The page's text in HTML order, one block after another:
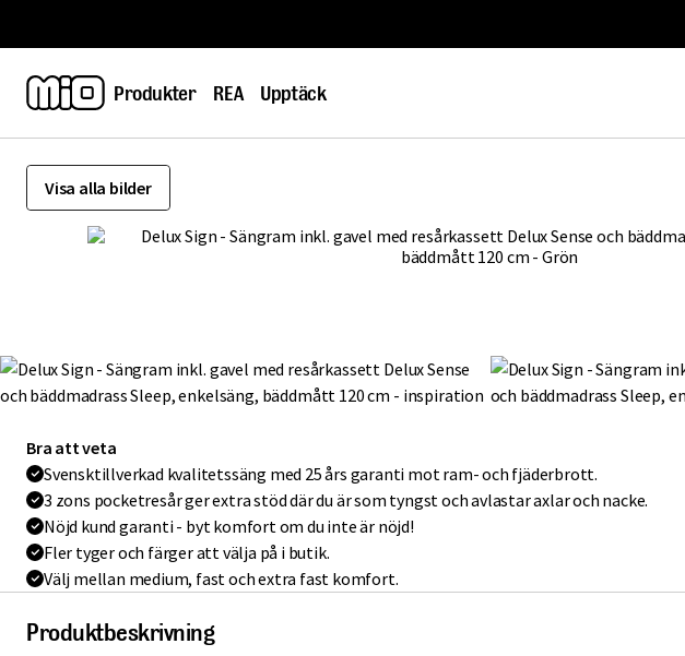
Produkter REA Upptäck
Visa alla bilder
Bra att veta
Svensktillverkad kvalitetssäng med 25 års garanti mot ram- och fjäderbrott.
3 zons pocketresår ger extra stöd där du är som tyngst och avlastar axlar och nacke.
Nöjd kund garanti - byt komfort om du inte är nöjd!
Fler tyger och färger att välja på i butik.
Välj mellan medium, fast och extra fast komfort.
Produktbeskrivning